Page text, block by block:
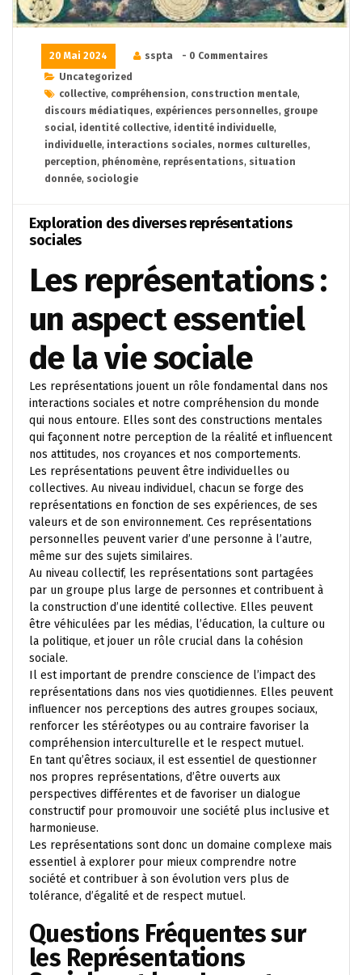
20 Mai 2024 sspta
- 0 Commentaires
Uncategorized
collective, compréhension, construction mentale,
discours médiatiques, expériences personnelles, groupe
social, identité collective, identité individuelle,
individuelle, interactions sociales, normes culturelles,
perception, phénomène, représentations, situation
donnée, sociologie
Exploration des diverses représentations
sociales
Les représentations :
un aspect essentiel
de la vie sociale
Les représentations jouent un rôle fondamental dans nos
interactions sociales et notre compréhension du monde
qui nous entoure. Elles sont des constructions mentales
qui façonnent notre perception de la réalité et influencent
nos attitudes, nos croyances et nos comportements.
Les représentations peuvent être individuelles ou
collectives. Au niveau individuel, chacun se forge des
représentations en fonction de ses expériences, de ses
valeurs et de son environnement. Ces représentations
personnelles peuvent varier d’une personne à l’autre,
même sur des sujets similaires.
Au niveau collectif, les représentations sont partagées
par un groupe plus large de personnes et contribuent à
la construction d’une identité collective. Elles peuvent
être véhiculées par les médias, l’éducation, la culture ou
la politique, et jouer un rôle crucial dans la cohésion
sociale.
Il est important de prendre conscience de l’impact des
représentations dans nos vies quotidiennes. Elles peuvent
influencer nos perceptions des autres groupes sociaux,
renforcer les stéréotypes ou au contraire favoriser la
compréhension interculturelle et le respect mutuel.
En tant qu’êtres sociaux, il est essentiel de questionner
nos propres représentations, d’être ouverts aux
perspectives différentes et de favoriser un dialogue
constructif pour promouvoir une société plus inclusive et
harmonieuse.
Les représentations sont donc un domaine complexe mais
essentiel à explorer pour mieux comprendre notre
société et contribuer à son évolution vers plus de
tolérance, d’égalité et de respect mutuel.
Questions Fréquentes sur
les Représentations